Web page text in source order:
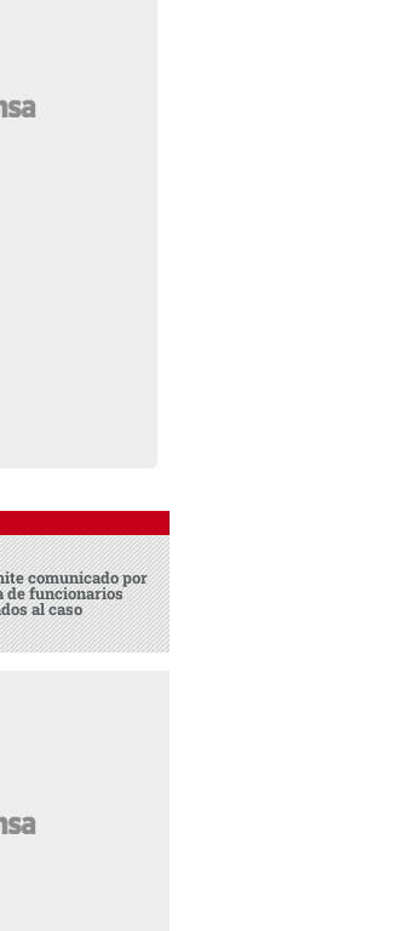
comunicado por
de funcionarios
al caso